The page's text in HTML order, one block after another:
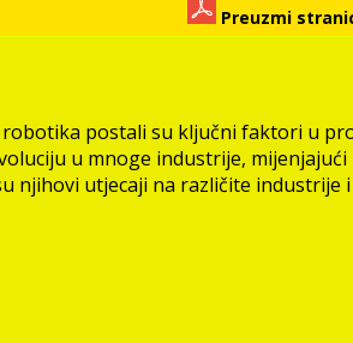
Preuzmi
postali su ključni faktori u
u mnoge industrije,
njihovi utjecaji na različite